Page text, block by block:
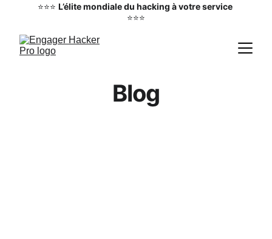
⭐⭐⭐ L’élite mondiale du hacking à votre service
⭐⭐⭐
Blog